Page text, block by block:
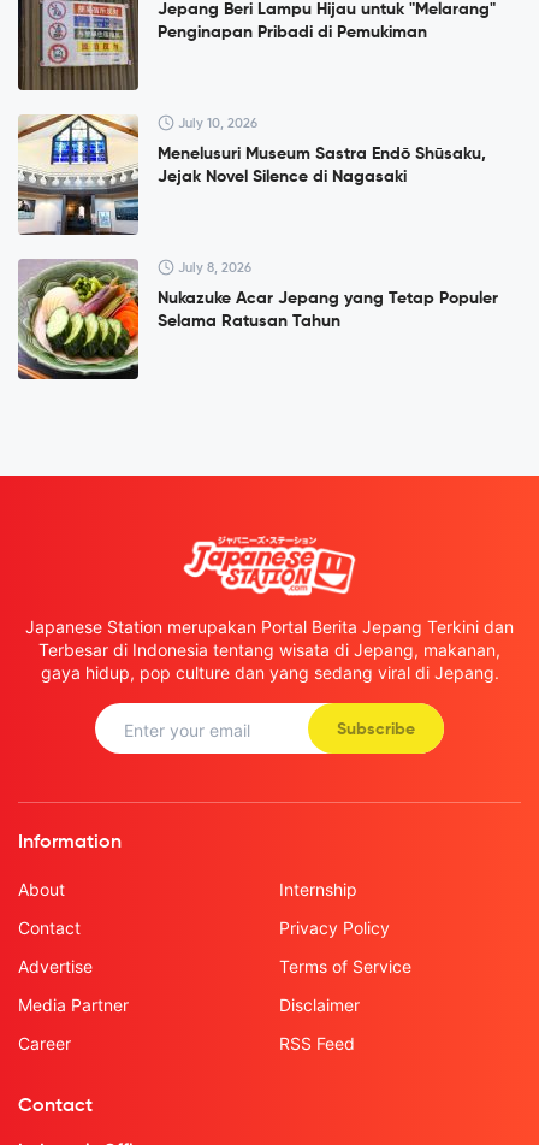
Jepang Beri Lampu Hijau untuk "Melarang"
Penginapan Pribadi di Pemukiman
July 10, 2026
Menelusuri Museum Sastra Endō Shūsaku,
Jejak Novel Silence di Nagasaki
July 8, 2026
Nukazuke Acar Jepang yang Tetap Populer
Selama Ratusan Tahun
Japanese Station merupakan Portal Berita Jepang Terkini dan
Terbesar di Indonesia tentang wisata di Jepang, makanan,
gaya hidup, pop culture dan yang sedang viral di Jepang.
Subscribe
Information
About
Contact
Advertise
Media Partner
Career
Internship
Privacy Policy
Terms of Service
Disclaimer
RSS Feed
Contact